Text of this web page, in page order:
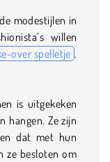
modestijlen in
willen
over spelletje .
is uitgekeken
hangen. Ze zijn
dat met hun
ze besloten om